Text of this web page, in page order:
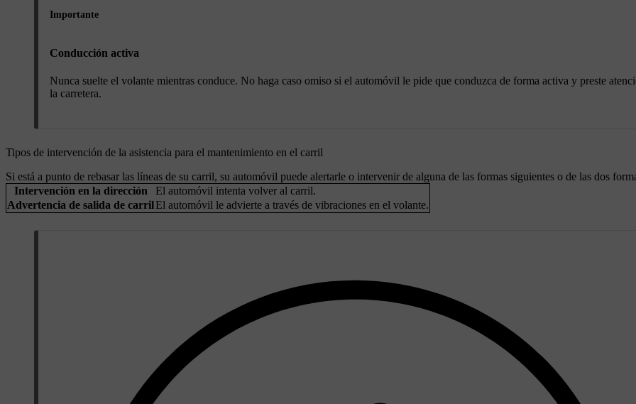
Importante
Conducción activa
Nunca suelte el volante mientras conduce. No haga caso omiso si el automóvil le pide que conduzca de forma activa y preste
la carretera.
Tipos de intervención de la asistencia para el mantenimiento en el carril
Si está a punto de rebasar las líneas de su carril, su automóvil puede alertarle o intervenir de alguna de las formas siguientes o de las dos
Intervención en la dirección
El automóvil intenta volver al carril.
Advertencia de salida de carrilEl automóvil le advierte a través de vibraciones en el volante.